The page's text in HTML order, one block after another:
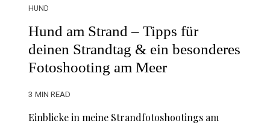
HUND
Hund am Strand – Tipps für
deinen Strandtag & ein besonderes
Fotoshooting am Meer
3 MIN READ
Einblicke in meine Strandfotoshootings am